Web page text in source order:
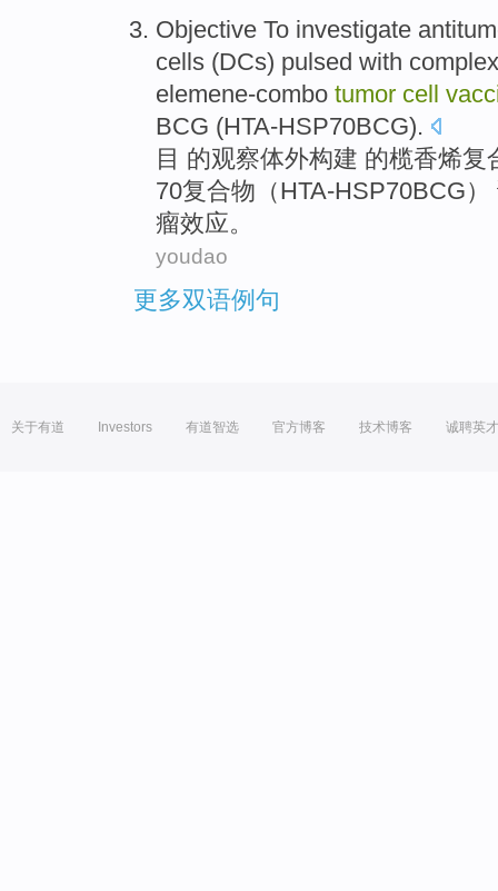
Objective To investigate
cells (DCs) pulsed with complex
elemene-combo tumor cell
BCG (HTA-HSP70BCG).
目 的观察体外构建 的榄香烯复
70复合物（HTA-HSP70BCG）
瘤效应。
youdao
更多双语例句
关于有道 Investors 有道智选 官方博客 技术博客 诚聘英才